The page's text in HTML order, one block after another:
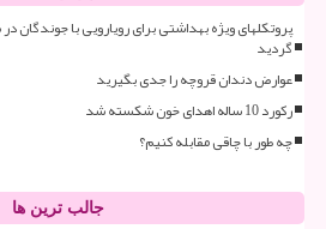
پروتکلهای ویژه بهداشتی برای رویارویی با جوندگان
گردید
عوارض دندان قروچه را جدی بگیرید
رکورد 10 ساله اهدای خون شکسته شد
چه طور با چاقی مقابله کنیم؟
جالب ترین ها